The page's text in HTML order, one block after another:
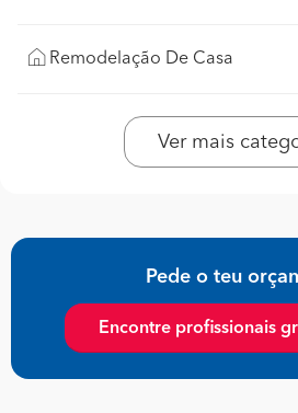
Remodelação De Casa
Ver mais
Pede o teu
Encontre profissionais